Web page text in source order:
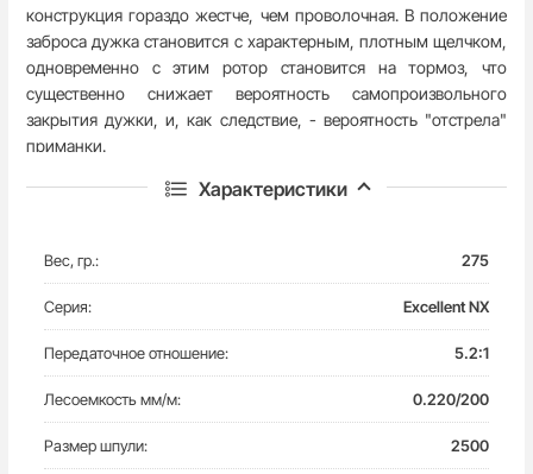
конструкция гораздо жестче, чем проволочная. В положение
заброса дужка становится с характерным, плотным щелчком,
одновременно с этим ротор становится на тормоз, что
существенно снижает вероятность самопроизвольного
закрытия дужки, и, как следствие, - вероятность "отстрела"
приманки.
укладка шнура позволяет использовать серию в
Особенности:
- корпус выполнен из сверхпрочного алюминия
- полая дужка лесоукладывателя
- арочная конструкция ротора
- мгновенный стопор обратного хода
- система перекрестной намотки шнура
- безшумное вращение
- металлическая рукоять
Характеристики
Вес, гр.: 275
Серия: Excellent NX
Передаточное отношение: 5.2:1
Лесоемкость мм/м: 0.220/200
Размер шпули: 2500